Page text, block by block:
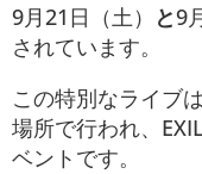
9月21日（土） と9
されています。
この特別なライブ
場所で行われ、
ベントです。